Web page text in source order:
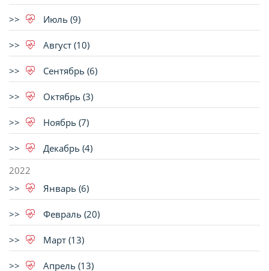
Июль (9)
Август (10)
Сентябрь (6)
Октябрь (3)
Ноябрь (7)
Декабрь (4)
2022
Январь (6)
Февраль (20)
Март (13)
Апрель (13)